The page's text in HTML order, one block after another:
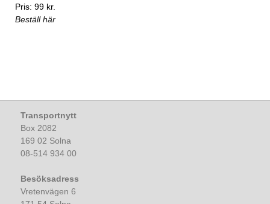
Pris: 99 kr.
Beställ här
Transportnytt
Box 2082
169 02 Solna
08-514 934 00
Besöksadress
Vretenvägen 6